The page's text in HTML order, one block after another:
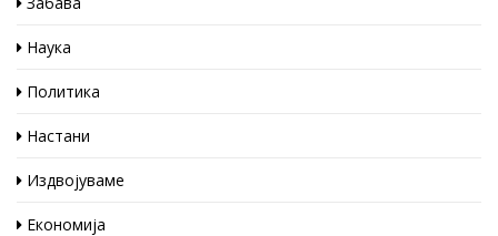
Наука
Политика
Настани
Издвојуваме
Економија